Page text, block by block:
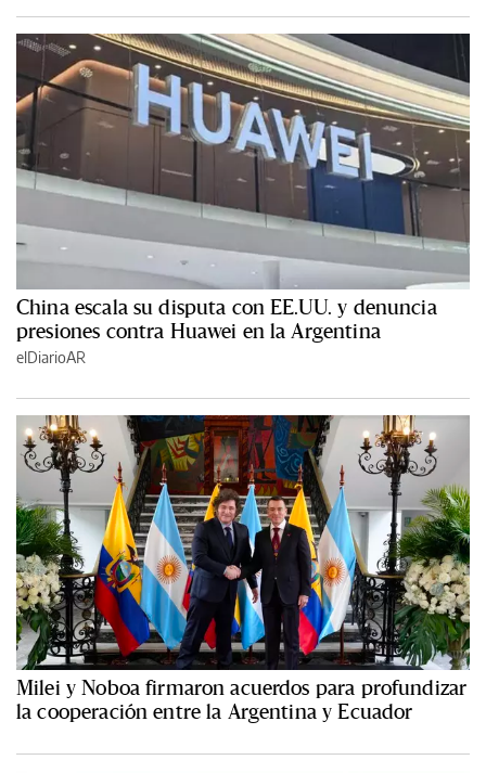
China escala su disputa con EE.UU. y denuncia
presiones contra Huawei en la Argentina
elDiarioAR
Milei y Noboa firmaron acuerdos para profundizar
la cooperación entre la Argentina y Ecuador